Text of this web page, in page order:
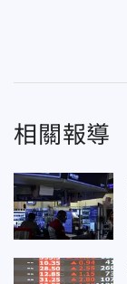
相關報導